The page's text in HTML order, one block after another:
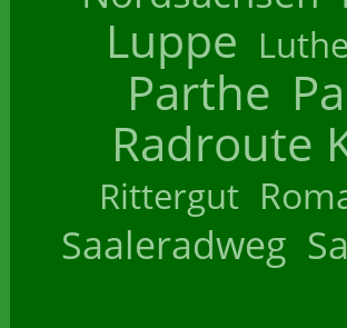
Luppe
Parthe
Radroute
Rittergut
Saaleradweg